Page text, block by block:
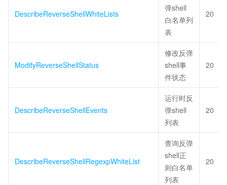
DescribeReverseShellWhiteLists
弹shell
白名单列
表
20
ModifyReverseShellStatus
修改反弹
shell事
件状态
20
DescribeReverseShellEvents
运行时反
弹shell
列表
20
DescribeReverseShellRegexpWhiteList
查询反弹
shell正
则白名单
列表
20